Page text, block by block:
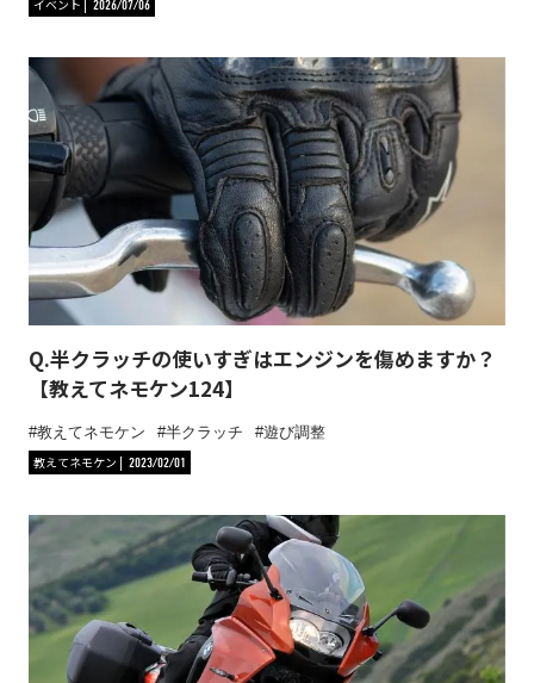
イベント 2026/07/06
Q.半クラッチの使いすぎはエンジンを傷めますか？
【教えてネモケン124】
教えてネモケン 半クラッチ
遊び調整
教えてネモケン
2023/02/01